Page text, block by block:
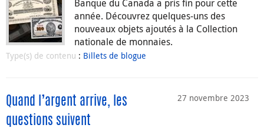
Banque du Canada a pris fin pour cette
année. Découvrez quelques-uns des
nouveaux objets ajoutés à la Collection
nationale de monnaies.
Type(s) de contenu : Billets de blogue
27 novembre 2023
Quand l’argent arrive, les
questions suivent